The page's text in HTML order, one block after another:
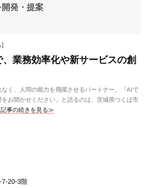
発・提案
]
業務効率化や新サービスの創
く、人間の能力を飛躍させるパートナー。『AIで
お聞かせください」と語るのは、茨城県つくば市
記事の続きを見る≫
7-20-3階